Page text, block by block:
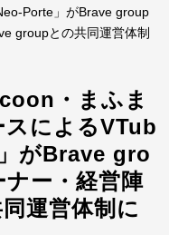
Porte」がBrave group
groupとの共同運営体制
・まふま
によるVTub
がBrave gro
ー・経営陣
運営体制に